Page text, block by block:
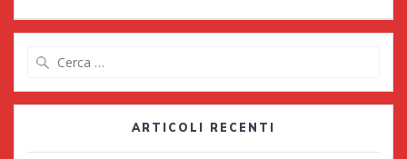
ARTICOLI RECENTI